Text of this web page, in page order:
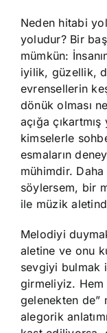
Neden hitabi
yoludur? Bir
mümkün:
iyilik, güzellik,
evrensellerin
dönük olması
açığa
kimselerle
esmaların
mühimdir.
söylersem, bir
ile müzik
Melodiyi
aletine ve onu
sevgiyi bulmak
girmeliyiz. Hem
gelenekten de”
alegorik